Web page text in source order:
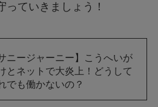
っていきましょう！
サニージャーニー】こうへいが
とネットで大炎上！どうして
でも働かないの？